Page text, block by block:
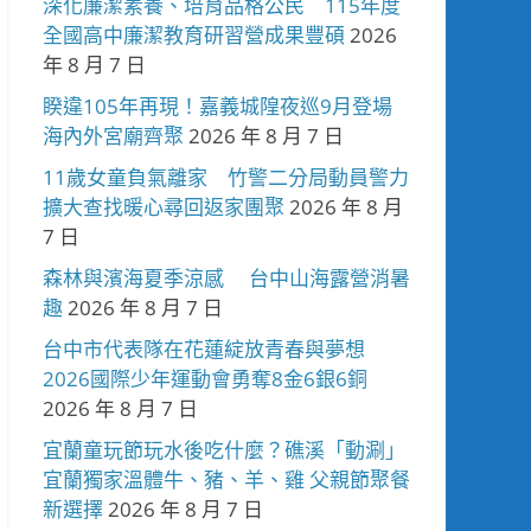
深化廉潔素養、培育品格公民 115年度
全國高中廉潔教育研習營成果豐碩 2026
年 8 月 7 日
睽違105年再現！嘉義城隍夜巡9月登場
海內外宮廟齊聚 2026 年 8 月 7 日
11歲女童負氣離家 竹警二分局動員警力
擴大查找暖心尋回返家團聚 2026 年 8 月
7 日
森林與濱海夏季涼感 台中山海露營消暑
趣2026 年 8 月 7 日
台中市代表隊在花蓮綻放青春與夢想
2026國際少年運動會勇奪8金6銀6銅
2026 年 8 月 7 日
宜蘭童玩節玩水後吃什麼？礁溪「動涮」
宜蘭獨家溫體牛、豬、羊、雞 父親節聚餐
新選擇2026 年 8 月 7 日